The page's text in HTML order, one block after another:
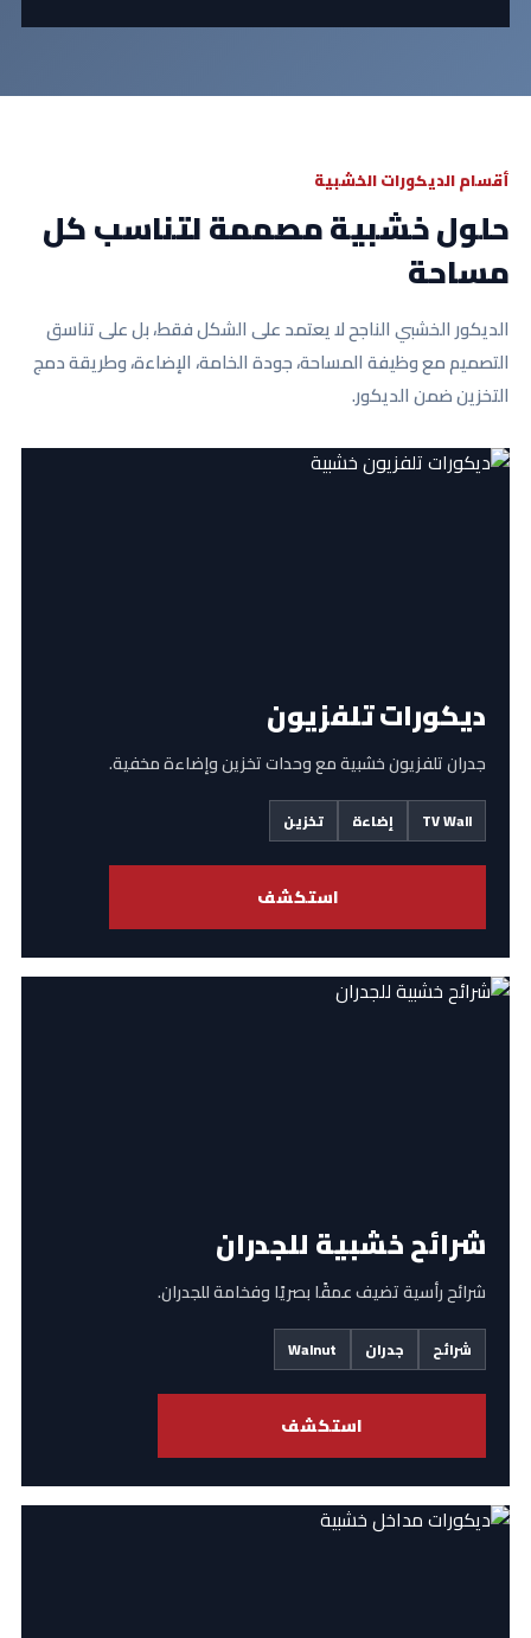
أقسام الديكورات الخشبية
حلول خشبية مصممة لتناسب كل
مساحة
الديكور الخشبي الناجح لا يعتمد على الشكل فقط، بل على تناسق
التصميم مع وظيفة المساحة، جودة الخامة، الإضاءة، وطريقة دمج
التخزين ضمن الديكور.
ديكورات تلفزيون
جدران تلفزيون خشبية مع وحدات تخزين وإضاءة مخفية.
TV Wall إضاءة تخزين
استكشف
شرائح خشبية للجدران
شرائح رأسية تضيف عمقًا بصريًا وفخامة للجدران.
شرائح جدران Walnut
استكشف